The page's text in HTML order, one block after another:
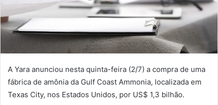
A Yara anunciou nesta quinta-feira (2/7) a compra de uma
fábrica de amônia da Gulf Coast Ammonia, localizada em
Texas City, nos Estados Unidos, por US$ 1,3 bilhão.